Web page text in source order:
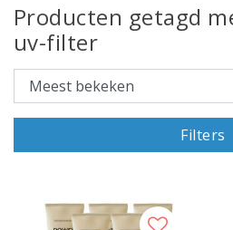
Producten getagd
uv-filter
Filters